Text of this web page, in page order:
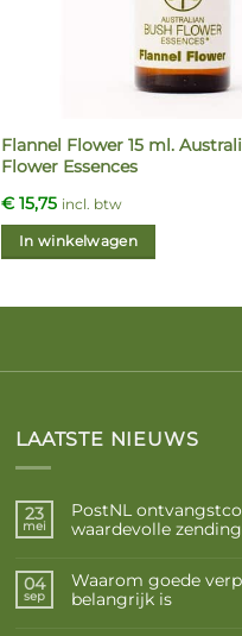
Flannel Flower 15 ml.
Flower Essences
€15,75 incl. btw
In winkelwagen
LAATSTE NIEUWS
23
mei
PostNL
waardevolle
04
sep
Waarom goede
belangrijk is